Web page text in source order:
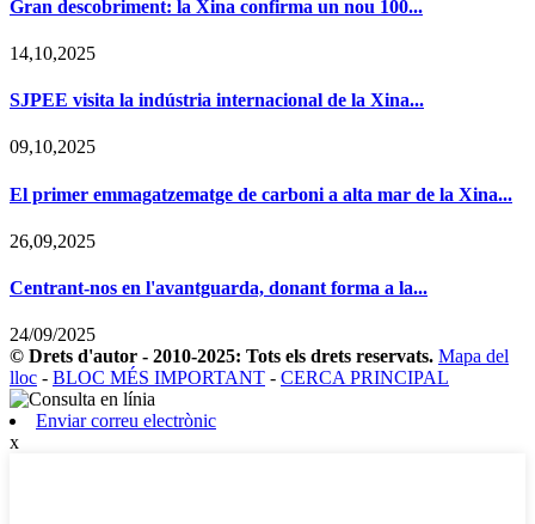
Gran descobriment: la Xina confirma un nou 100...
14,10,2025
SJPEE visita la indústria internacional de la Xina...
09,10,2025
El primer emmagatzematge de carboni a alta mar de la Xina...
26,09,2025
Centrant-nos en l'avantguarda, donant forma a la...
24/09/2025
© Drets d'autor - 2010-2025: Tots els drets reservats. Mapa del
lloc - BLOC MÉS IMPORTANT - CERCA PRINCIPAL
Enviar correu electrònic
x